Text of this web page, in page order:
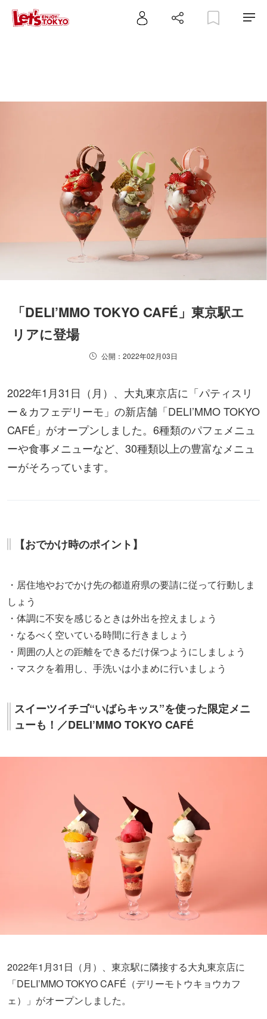
「DELI’MMO TOKYO CAFÉ」東京駅エ
リアに登場
公開：2022年02月03日
2022年1月31日（月）、大丸東京店に「パティスリ
ー＆カフェデリーモ」の新店舗「DELI’MMO TOKYO
CAFÉ」がオープンしました。6種類のパフェメニュ
ーや食事メニューなど、30種類以上の豊富なメニュ
ーがそろっています。
【おでかけ時のポイント】
・居住地やおでかけ先の都道府県の要請に従って行動しま
しょう
・体調に不安を感じるときは外出を控えましょう
・なるべく空いている時間に行きましょう
・周囲の人との距離をできるだけ保つようにしましょう
・マスクを着用し、手洗いは小まめに行いましょう
スイーツイチゴ“いばらキッス”を使った限定メニ
ューも！／DELI’MMO TOKYO CAFÉ
2022年1月31日（月）、東京駅に隣接する大丸東京店に
「DELI’MMO TOKYO CAFÉ（デリーモトウキョウカフ
ェ）」がオープンしました。